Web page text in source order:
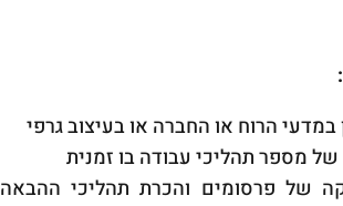
הרוח או החברה או בעיצוב גרפי
של מספר תהליכי עבודה בו זמנית
של פרסומים והכרת תהליכי ההבאה